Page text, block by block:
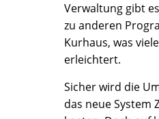
Verwaltung gibt
zu anderen
Kurhaus, was
erleichtert.
Sicher wird die
das neue System